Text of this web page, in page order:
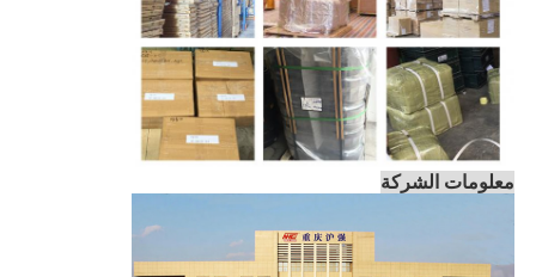
معلومات الشركة